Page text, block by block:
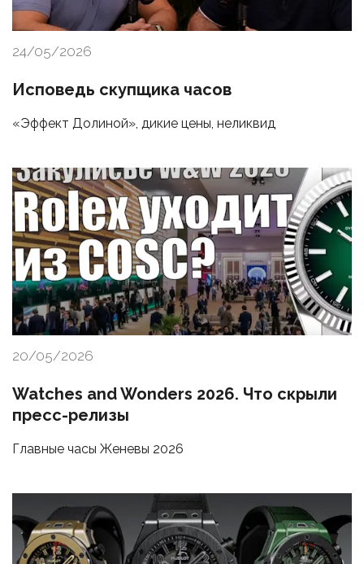
24/05/2026
Исповедь скупщика часов
«Эффект Долиной», дикие цены, неликвид
20/05/2026
Watches and Wonders 2026. Что скрыли
пресс-релизы
Главные часы Женевы 2026